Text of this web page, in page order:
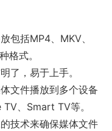
包括MP4、MKV、
格式。
了，易于上手。
文件播放到多个设备
、Smart TV等。
技术来确保媒体文件